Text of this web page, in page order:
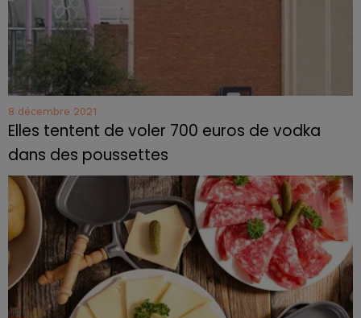
8 décembre 2021
Elles tentent de voler 700 euros de vodka
dans des poussettes